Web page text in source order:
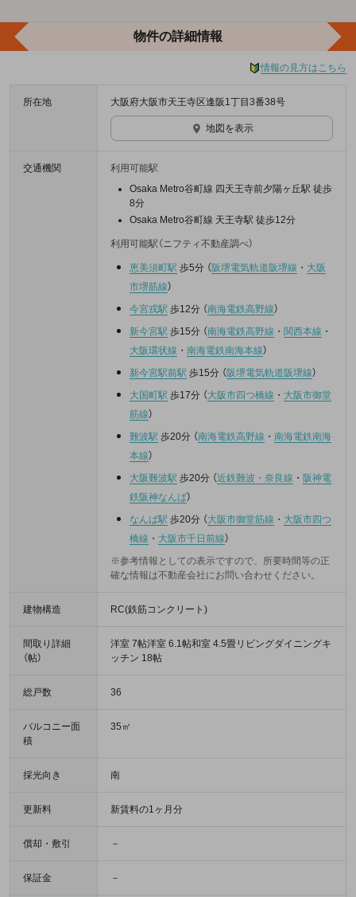
物件の詳細情報
情報の見方はこちら
所在地 大阪府大阪市天王寺区逢阪1丁目3番38号
地図を表示
交通機関
利用可能駅
Osaka Metro谷町線 四天王寺前夕陽ヶ丘駅 徒歩
8分
Osaka Metro谷町線 天王寺駅 徒歩12分
利用可能駅（ニフティ不動産調べ）
恵美須町駅 歩5分 （ 阪堺電気軌道阪堺線 ・ 大阪
市堺筋線）
今宮戎駅 歩12分 （南海電鉄高野線）
新今宮駅 歩15分 （南海電鉄高野線 ・ 関西本線 ・
大阪環状線 ・ 南海電鉄南海本線）
新今宮駅前駅 歩15分 （ 阪堺電気軌道阪堺線）
大国町駅 歩17分 （大阪市四つ橋線 ・ 大阪市御堂
筋線）
難波駅 歩20分 （南海電鉄高野線 ・ 南海電鉄南海
本線）
大阪難波駅 歩20分 （近鉄難波・奈良線 ・ 阪神電
鉄阪神なんば）
なんば駅 歩20分 （大阪市御堂筋線 ・ 大阪市四つ
橋線 ・ 大阪市千日前線）
※参考情報としての表示ですので、所要時間等の正
確な情報は不動産会社にお問い合わせください。
建物構造 RC(鉄筋コンクリート)
間取り詳細
（帖）
洋室 7帖洋室 6.1帖和室 4.5畳リビングダイニングキ
ッチン 18帖
総戸数 36
バルコニー面
積
35㎡
採光向き 南
更新料 新賃料の1ヶ月分
償却・敷引 －
保証金 －